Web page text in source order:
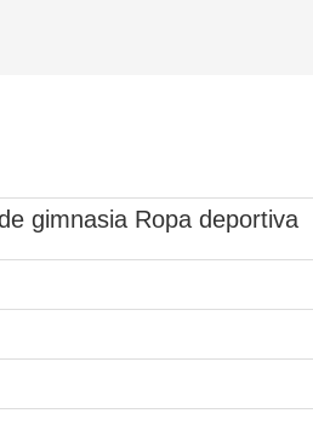
gimnasia Ropa deportiva